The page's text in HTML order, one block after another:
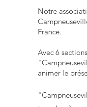
Notre
France.
​Avec 6
animer le